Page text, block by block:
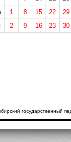
1 8 15 22
29
2 9 16 23 30
государственный